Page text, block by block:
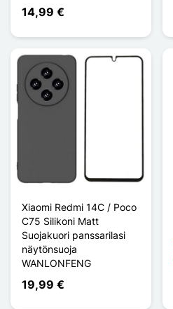
14,99 €
Xiaomi Redmi 14C / Poco
C75 Silikoni Matt
Suojakuori panssarilasi
näytönsuoja
WANLONFENG
19,99 €